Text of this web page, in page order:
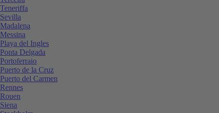
Teneriffa
Sevilla
Madalena
Messina
Playa del Ingles
Ponta Delgada
Portoferraio
Puerto de la Cruz
Puerto del Carmen
Rennes
Rouen
Siena